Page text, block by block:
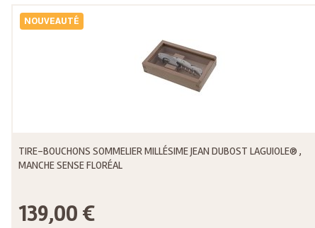
NOUVEAUTÉ
TIRE-BOUCHONS SOMMELIER MILLÉSIME JEAN DUBOST LAGUIOLE® ,
MANCHE SENSE FLORÉAL
139,00 €